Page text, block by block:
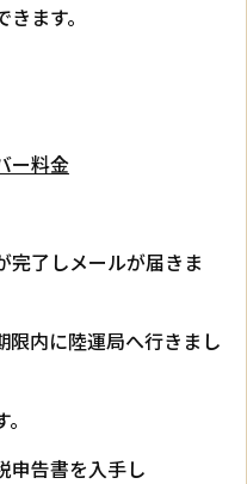
ます。
ー料金
完了しメールが届きま
限内に陸運局へ行きまし
申告書を入手し